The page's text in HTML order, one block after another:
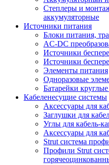
Степлеры и
аккумуляторные
Источники питания
Блоки питания,
AC-DC
Источники
Источники
Элементы питания
Одноразовые
Батарейки
Кабеленесущие системы
Аксессуары для
Заглушки для
Углы для кабель-
Аксессуары для
Strut система
Профили Strut